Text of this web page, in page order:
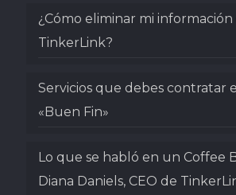
¿Cómo eliminar mi información
TinkerLink?
Servicios que debes contratar
«Buen Fin»
Lo que se habló en un Coffee
Diana Daniels, CEO de